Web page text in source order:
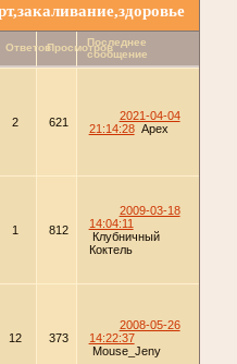
ОтветовПросмотровПоследнее
сообщение
2 621
2021-04-04
21:14:28 Apex
1 812
2009-03-18
14:04:11
Клубничный
Коктель
12 373
2008-05-26
14:22:37
Mouse_Jeny